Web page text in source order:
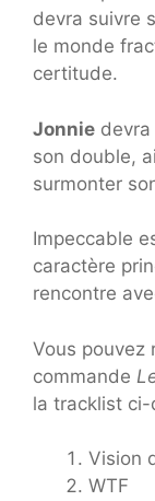
devra suivre
le monde
certitude.
Jonnie
son double,
surmonter
Impeccable
caractère
rencontre
Vous pouvez
commande
la tracklist ci-
Vision
WTF